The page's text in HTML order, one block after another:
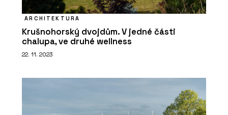
ARCHITEKTURA
Krušnohorský dvojdům. V jedné části
chalupa, ve druhé wellness
22. 11. 2023